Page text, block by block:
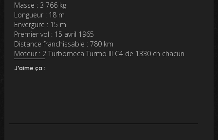
Masse : 3 766 kg
Longueur : 18 m
Envergure : 15 m
Premier vol : 15 avril 1965
Distance franchissable :780 km
Moteur : 2 Turbomeca Turmo III C4 de 1330 ch chacun
J’aime ça :